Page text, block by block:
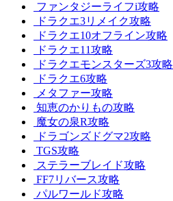
ファンタジーライフi攻略
ドラクエ3リメイク攻略
ドラクエ10オフライン攻略
ドラクエ11攻略
ドラクエモンスターズ3攻略
ドラクエ6攻略
メタファー攻略
知恵のかりもの攻略
魔女の泉R攻略
ドラゴンズドグマ2攻略
TGS攻略
ステラーブレイド攻略
FF7リバース攻略
パルワールド攻略